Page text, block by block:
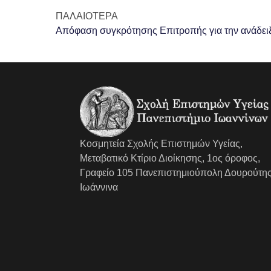
ΠΑΛΑΙΌΤΕΡΑ
Κοσμητεία Σχολής Επιστημών Υγείας,
Μεταβατικό Κτίριο Διοίκησης, 1ος όροφος,
Γραφείο 105 Πανεπιστημιούπολη
Ιωάννινα